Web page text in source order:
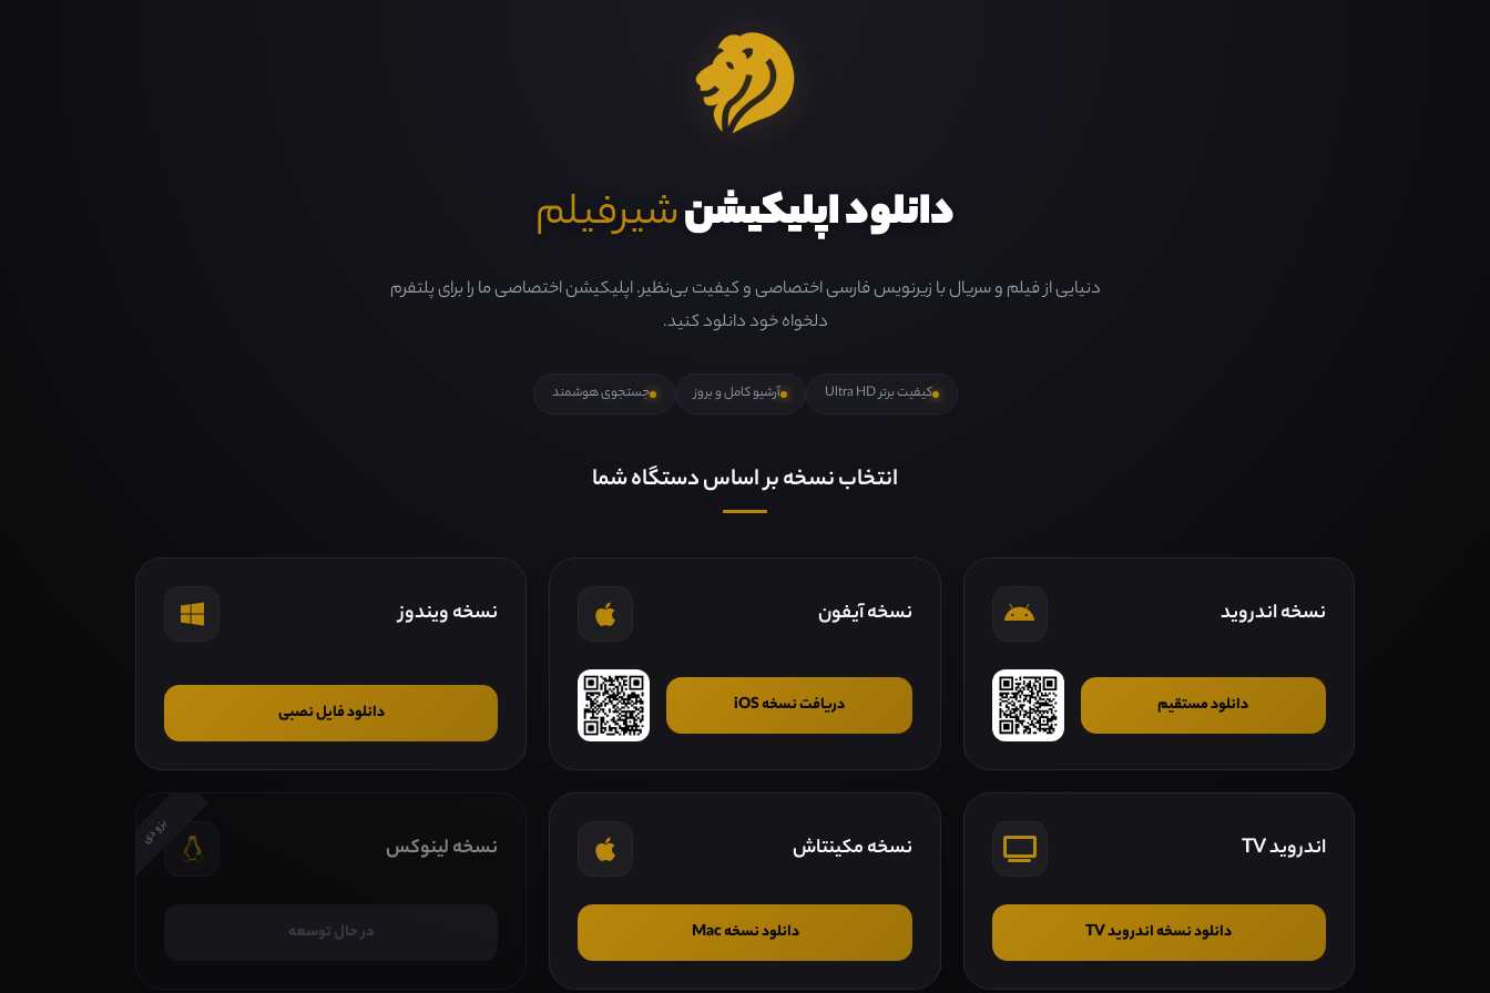
دانلود اپلیکیشنشیرفیلم
دنیایی از فیلم و سریال با زیرنویس فارسی اختصاصی و کیفیت بی‌نظیر. اپلیکیشن اختصاصی ما را برای پلتفرم
دلخواه خود دانلود کنید.
کیفیت برتر Ultra HD آرشیو کامل و بروز جستجوی هوشمند
انتخاب نسخه بر اساس دستگاه شما
نسخه اندروید
دانلود مستقیم
نسخه آیفون
دریافت نسخه iOS
نسخه ویندوز
دانلود فایل نصبی
اندروید TV
دانلود نسخه اندروید TV
نسخه مکینتاش
دانلود نسخه Mac
بزودی
نسخه لینوکس
در حال توسعه